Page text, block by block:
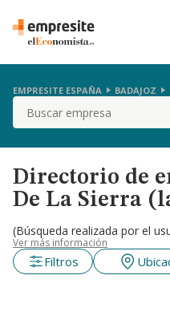
EMPRESITE ESPAÑA BADAJOZ
Buscar
Directorio de
De La Sierra
(Búsqueda realizada por el
Ver más información
Filtros